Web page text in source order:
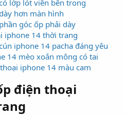
lớp lót viền bên trong
hơn màn hình
góc ốp phải dày
iphone 14 thời trang
iphone 14 pacha đáng yêu
14 mèo xoắn mông có tai
iphone 14 màu cam
điện thoại